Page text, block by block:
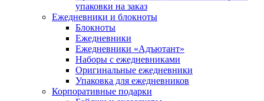
упаковки на заказ
Ежедневники и блокноты
Блокноты
Ежедневники
Ежедневники «Адъютант»
Наборы с ежедневниками
Оригинальные ежедневники
Упаковка для ежедневников
Корпоративные подарки